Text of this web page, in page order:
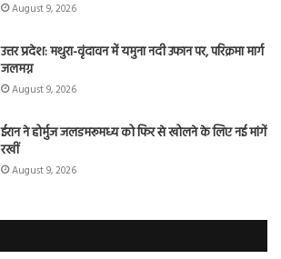
August 9, 2026
उत्तर प्रदेश: मथुरा-वृंदावन में यमुना नदी उफान पर, परिक्रमा मार्ग
जलमग्न
August 9, 2026
ईरान ने होर्मुज जलडमरूमध्य को फिर से खोलने के लिए नई मांगें
रखीं
August 9, 2026